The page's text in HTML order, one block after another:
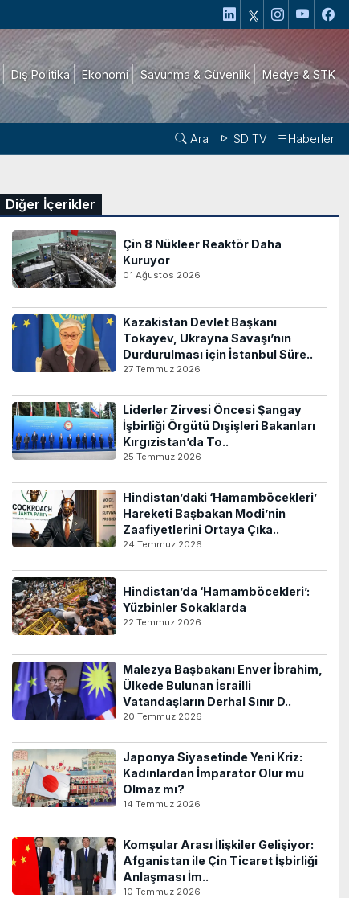
Dış Politika Ekonomi Savunma & Güvenlik Medya & STK
Ara SD TV Haberler
Diğer İçerikler
Çin 8 Nükleer Reaktör Daha
Kuruyor
01 Ağustos 2026
Kazakistan Devlet Başkanı
Tokayev, Ukrayna Savaşı’nın
Durdurulması için İstanbul Süre..
27 Temmuz 2026
Liderler Zirvesi Öncesi Şangay
İşbirliği Örgütü Dışişleri Bakanları
Kırgızistan’da To..
25 Temmuz 2026
Hindistan’daki ‘Hamamböcekleri’
Hareketi Başbakan Modi’nin
Zaafiyetlerini Ortaya Çıka..
24 Temmuz 2026
Hindistan’da ‘Hamamböcekleri’:
Yüzbinler Sokaklarda
22 Temmuz 2026
Malezya Başbakanı Enver İbrahim,
Ülkede Bulunan İsrailli
Vatandaşların Derhal Sınır D..
20 Temmuz 2026
Japonya Siyasetinde Yeni Kriz:
Kadınlardan İmparator Olur mu
Olmaz mı?
14 Temmuz 2026
Komşular Arası İlişkiler Gelişiyor:
Afganistan ile Çin Ticaret İşbirliği
Anlaşması İm..
10 Temmuz 2026